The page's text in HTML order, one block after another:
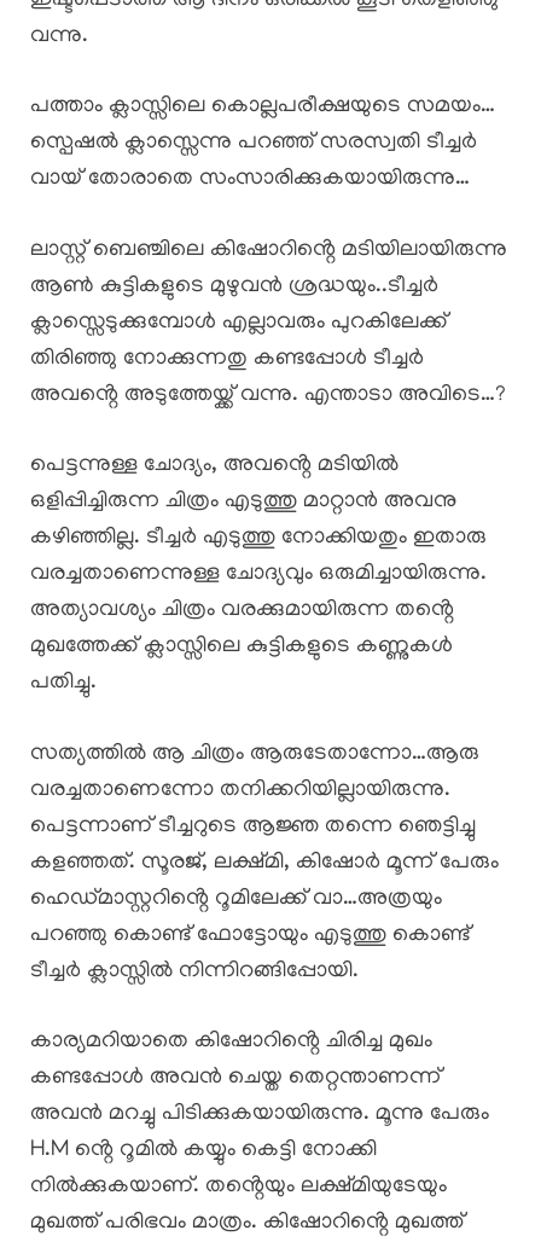
വന്നു.
പത്താം ക്ലാസ്സിലെ കൊല്ലപരീക്ഷയുടെ സമയം…
സ്പെഷൽ ക്ലാസ്സെന്നു പറഞ്ഞ് സരസ്വതി ടീച്ചർ
വായ് തോരാതെ സംസാരിക്കുകയായിരുന്നു…
ലാസ്റ്റ് ബെഞ്ചിലെ കിഷോറിൻ്റെ മടിയിലായിരുന്നു
ആൺ കുട്ടികളുടെ മുഴുവൻ ശ്രദ്ധയും..ടീച്ചർ
ക്ലാസ്സെടുക്കുമ്പോൾ എല്ലാവരും പുറകിലേക്ക്
തിരിഞ്ഞു നോക്കുന്നതു കണ്ടപ്പോൾ ടീച്ചർ
അവൻ്റെ അടുത്തേയ്ക്ക് വന്നു. എന്താടാ അവിടെ…?
പെട്ടന്നുള്ള ചോദ്യം, അവൻ്റെ മടിയിൽ
ഒളിപ്പിച്ചിരുന്ന ചിത്രം എടുത്തു മാറ്റാൻ അവനു
കഴിഞ്ഞില്ല. ടീച്ചർ എടുത്തു നോക്കിയതും ഇതാരു
വരച്ചതാണെന്നുള്ള ചോദ്യവും ഒരുമിച്ചായിരുന്നു.
അത്യാവശ്യം ചിത്രം വരക്കുമായിരുന്ന തൻ്റെ
മുഖത്തേക്ക് ക്ലാസ്സിലെ കുട്ടികളുടെ കണ്ണുകൾ
പതിച്ചു.
സത്യത്തിൽ ആ ചിത്രം ആരുടേതാന്നോ…ആരു
വരച്ചതാണെന്നോ തനിക്കറിയില്ലായിരുന്നു.
പെട്ടന്നാണ് ടീച്ചറുടെ ആജ്ഞ തന്നെ ഞെട്ടിച്ചു
കളഞ്ഞത്. സൂരജ്, ലക്ഷ്മി, കിഷോർ മൂന്ന് പേരും
ഹെഡ്മാസ്റ്ററിൻ്റെ റൂമിലേക്ക് വാ…അത്രയും
പറഞ്ഞു കൊണ്ട് ഫോട്ടോയും എടുത്തു കൊണ്ട്
ടീച്ചർ ക്ലാസ്സിൽ നിന്നിറങ്ങിപ്പോയി.
കാര്യമറിയാതെ കിഷോറിൻ്റെ ചിരിച്ച മുഖം
കണ്ടപ്പോൾ അവൻ ചെയ്ത തെറ്റന്താണന്ന്
അവൻ മറച്ചു പിടിക്കുകയായിരുന്നു. മൂന്നു പേരും
H.M ൻ്റെ റൂമിൽ കയ്യും കെട്ടി നോക്കി
നിൽക്കുകയാണ്. തൻ്റെയും ലക്ഷ്മിയുടേയും
മുഖത്ത് പരിഭവം മാത്രം. കിഷോറിൻ്റെ മുഖത്ത്